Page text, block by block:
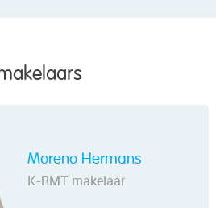
Moreno Hermans
K-RMT makelaar